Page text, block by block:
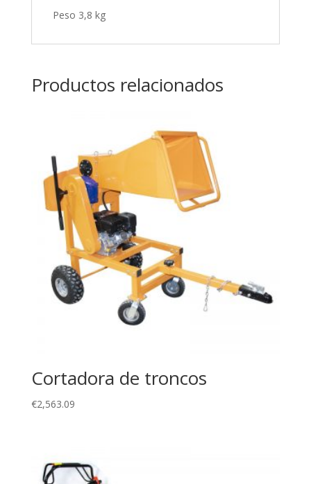
Peso 3,8 kg
Productos relacionados
Cortadora de troncos
€2,563.09